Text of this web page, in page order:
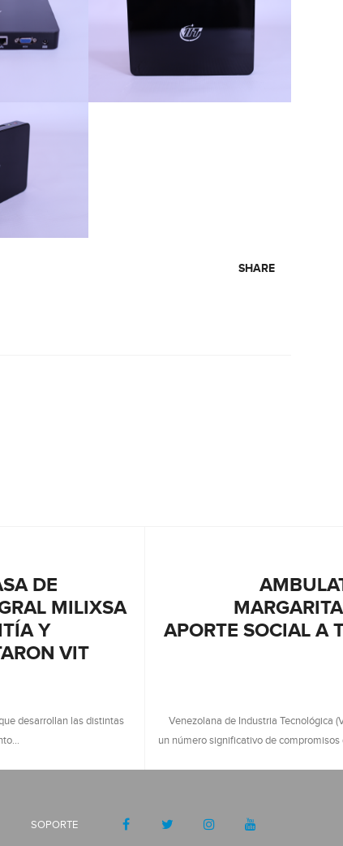
SHARE
DE
MILIXSA
Y
VIT
desarrollan las distintas
APORTE SOCIAL A
Venezolana de Industria Tecnológica
un número significativo de
SOPORTE